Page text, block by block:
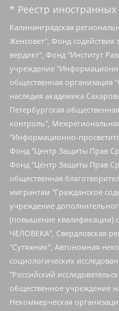
* Реестр иностранных
Калининградская региональная общественная организация "Экозащита!-Женсовет", Фонд содействия защите прав и свобод граждан "Общественный вердикт", Фонд "Институт Развития Свободы Информации", Частное учреждение "Информационное агентство МЕМО. РУ", Региональная общественная организация "Общественная комиссия по сохранению наследия академика Сахарова", Фонд поддержки свободы прессы, Санкт-Петербургская общественная правозащитная организация "Гражданский контроль", Межрегиональная общественная организация "Информационно-просветительский центр "Мемориал", Региональный Фонд "Центр Защиты Прав Средств Массовой Информации", с 05.12.2023 Фонд "Центр Защиты Прав Средств массовой информации", Региональная общественная благотворительная организация помощи беженцам и мигрантам "Гражданское содействие", Негосударственное образовательное учреждение дополнительного профессионального образования (повышение квалификации) специалистов "АКАДЕМИЯ ПО ПРАВАМ ЧЕЛОВЕКА", Свердловская региональная общественная организация "Сутяжник", Автономная некоммерческая организация "Центр независимых социологических исследований", Союз общественных объединений "Российский исследовательский центр по правам человека", Региональное общественное учреждение научно-информационный центр "МЕМОРИАЛ", Некоммерческая организация "Фонд защиты гласности", Автономная некоммерческая организация "Институт прав человека", Городская общественная организация "Екатеринбургское общество "МЕМОРИАЛ", Городская общественная организация "Рязанское историко-просветительское и правозащитное общество "Мемориал" (Рязанский Мемориал), Челябинский региональный орган общественной самодеятельности – женское общественное объединение "Женщины Евразии", Челябинский региональный орган общественной самодеятельности "Уральская правозащитная группа", Фонд содействия защите здоровья и социальной справедливости имени Андрея Рылькова, Автономная Некоммерческая Организация "Аналитический Центр Юрия Левады", Автономная некоммерческая организация социальной поддержки населения "Проект Апрель", Региональная общественная организация помощи женщинам и детям, находящимся в кризисной ситуации "Информационно-методический центр "Анна", Фонд содействия развитию массовых коммуникаций и правовому просвещению "Так-так-Так", Фонд содействия устойчивому развитию "Серебряная тайга", Свердловский региональный общественный фонд социальных проектов "Новое время", "Idel.Реалии", Кавказ.Реалии, Крым.Реалии, Телеканал Настоящее Время, Татаро-башкирская служба Радио Свобода (Azatliq Radiosi), Радио Свободная Европа/Радио Свобода (PCE/PC), "Сибирь.Реалии", "Фактограф", Благотворительный фонд помощи осужденным и их семьям, Автономная некоммерческая организация "Институт глобализации и социальных движений", Фонд "В защиту прав заключенных", Частное учреждение "Центр поддержки и содействия развитию средств массовой информации", Пензенский региональный общественный благотворительный фонд "Гражданский союз", "Север.Реалии", Некоммерческая организация Фонд "Правовая инициатива", Общество с ограниченной ответственностью "Радио Свободная Европа/Радио Свобода", Чешское информационное агентство "MEDIUM-ORIENT", Красноярская региональная общественная организация "Мы против СПИДа", Камалягин Денис Николаевич, Маркелов Сергей Евгеньевич, Пономарев Лев Александрович, Савицкая Людмила Алексеевна, Автономная некоммерческая организация "Центр по работе с проблемой насилия "НАСИЛИЮ.НЕТ", Межрегиональный профессиональный союз работников здравоохранения "Альянс врачей", Юридическое лицо, зарегистрированное в Латвийской Республике, SIA "Medusa Project" (регистрационный номер 40103797863, дата регистрации 10.06.2014), Некоммерческая организация "Фонд по борьбе с коррупцией", Автономная некоммерческая организация "Институт права и публичной политики", Баданин Роман Сергеевич,